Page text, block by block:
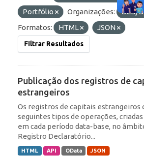
Portfólio
Organizações:
BCB/
Formatos:
HTML JSON
Filtrar Resultados
Publicação dos registros de
estrangeiros
Os registros de capitais estrangeiros
seguintes tipos de operações,
em cada período data-base, no
Registro Declaratório...
HTML API OData JSON